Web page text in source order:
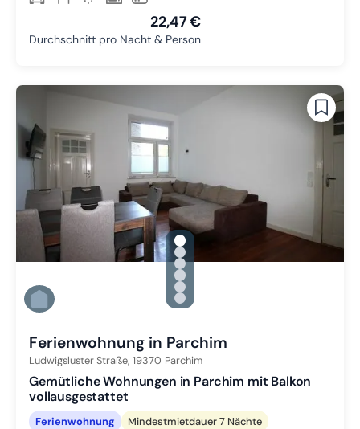
22,47 €
Durchschnitt pro Nacht & Person
gallery.slide_selector
Zu Slide 1 wechseln
Zu Slide 2 wechseln
Zu Slide 3 wechseln
Zu Slide 4 wechseln
Zu Slide 5 wechseln
Zu Slide 6 wechseln
Ferienwohnung in Parchim
Ludwigsluster Straße, 19370 Parchim
Gemütliche Wohnungen in Parchim mit Balkon
vollausgestattet
Ferienwohnung
Mindestmietdauer 7 Nächte